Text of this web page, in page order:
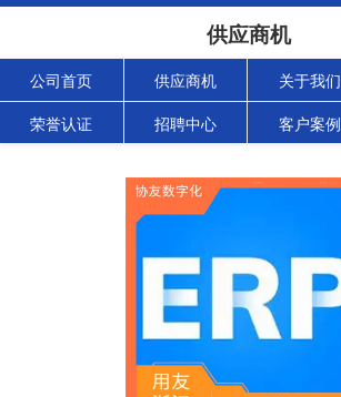
供应商机
公司首页 供应商机 关于我们
荣誉认证 招聘中心 客户案例